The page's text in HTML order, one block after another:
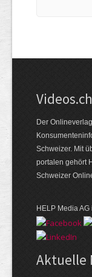
Videos.ch
Der
Schweizer. Mit
portalen gehört
Schweizer
HELP Media
Aktuelle